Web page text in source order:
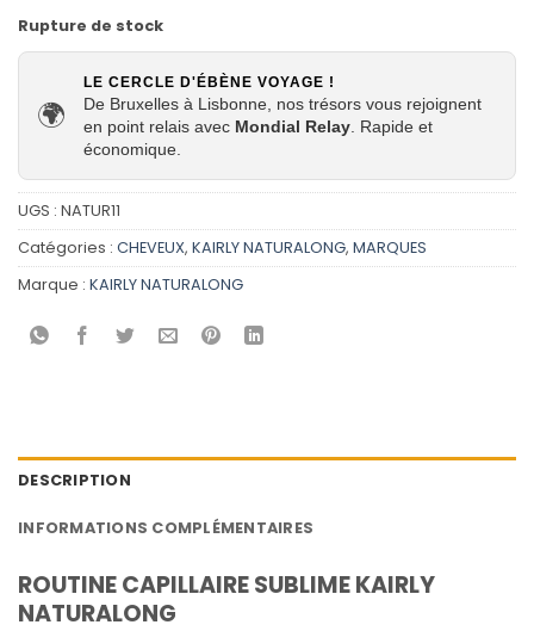
Rupture de stock
🌍
LE CERCLE D'ÉBÈNE VOYAGE !
De Bruxelles à Lisbonne, nos trésors vous rejoignent
en point relais avec Mondial Relay . Rapide et
économique.
UGS : NATUR11
Catégories : CHEVEUX, KAIRLY NATURALONG, MARQUES
Marque : KAIRLY NATURALONG
DESCRIPTION
INFORMATIONS COMPLÉMENTAIRES
ROUTINE CAPILLAIRE SUBLIME KAIRLY
NATURALONG